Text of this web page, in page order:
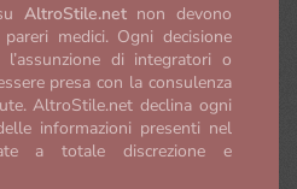
AltroStile.netnon devono
medici. Ogni decisione
di integratori o
presa con la consulenza
AltroStile.net declina ogni
informazioni presenti nel
a totale discrezione e